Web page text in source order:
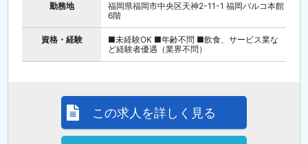
勤務地
福岡県福岡市中央区天神2-11-1 福岡パルコ本館
6階
資格・経験
■未経験OK ■年齢不問 ■飲食、サービス業な
ど経験者優遇（業界不問）
この求人を詳しく見る